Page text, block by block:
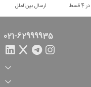
قسط ارسال بین‌الملل
021-62999935